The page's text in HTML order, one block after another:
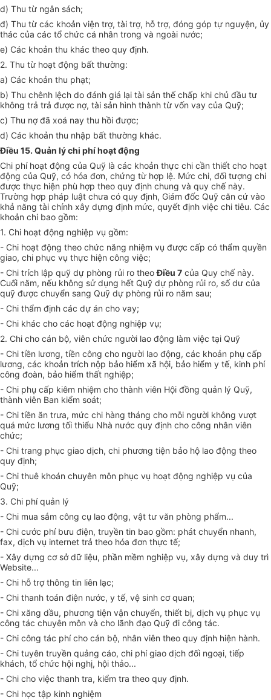
d) Thu từ ngân sách;
đ) Thu từ các khoản viện trợ, tài trợ, hỗ trợ, đóng góp tự nguyện, ủy
thác của các tổ chức cá nhân trong và ngoài nước;
e) Các khoản thu khác theo quy định.
2. Thu từ hoạt động bất thường:
a) Các khoản thu phạt;
b) Thu chênh lệch do đánh giá lại tài sản thế chấp khi chủ đầu tư
không trả trả được nợ, tài sản hình thành từ vốn vay của Quỹ;
c) Thu nợ đã xoá nay thu hồi được;
d) Các khoản thu nhập bất thường khác.
Điều 15. Quản lý chi phí hoạt động
Chi phí hoạt động của Quỹ là các khoản thực chi cần thiết cho hoạt
động của Quỹ, có hóa đơn, chứng từ hợp lệ. Mức chi, đối tượng chi
được thực hiện phù hợp theo quy định chung và quy chế này.
Trường hợp pháp luật chưa có quy định, Giám đốc Quỹ căn cứ vào
khả năng tài chính xây dựng định mức, quyết định việc chi tiêu. Các
khoản chi bao gồm:
1. Chi hoạt động nghiệp vụ gồm:
- Chi hoạt động theo chức năng nhiệm vụ được cấp có thẩm quyền
giao, chi phục vụ thực hiện công việc;
- Chi trích lập quỹ dự phòng rủi ro theoĐiều 7 của Quy chế này.
Cuối năm, nếu không sử dụng hết Quỹ dự phòng rủi ro, số dư của
quỹ được chuyển sang Quỹ dự phòng rủi ro năm sau;
- Chi thẩm định các dự án cho vay;
- Chi khác cho các hoạt động nghiệp vụ;
2. Chi cho cán bộ, viên chức người lao động làm việc tại Quỹ
- Chi tiền lương, tiền công cho người lao động, các khoản phụ cấp
lương, các khoản trích nộp bảo hiểm xã hội, bảo hiểm y tế, kinh phí
công đoàn, bảo hiểm thất nghiệp;
- Chi phụ cấp kiêm nhiệm cho thành viên Hội đồng quản lý Quỹ,
thành viên Ban kiểm soát;
- Chi tiền ăn trưa, mức chi hàng tháng cho mỗi người không vượt
quá mức lương tối thiểu Nhà nước quy định cho công nhân viên
chức;
- Chi trang phục giao dịch, chi phương tiện bảo hộ lao động theo
quy định;
- Chi thuê khoán chuyên môn phục vụ hoạt động nghiệp vụ của
Quỹ;
3. Chi phí quản lý
- Chi mua sắm công cụ lao động, vật tư văn phòng phẩm...
- Chi cước phí bưu điện, truyền tin bao gồm: phát chuyển nhanh,
fax, dịch vụ internet trả theo hóa đơn thực tế;
- Xây dựng cơ sở dữ liệu, phần mềm nghiệp vụ, xây dựng và duy trì
Website...
- Chi hỗ trợ thông tin liên lạc;
- Chi thanh toán điện nước, y tế, vệ sinh cơ quan;
- Chi xăng dầu, phương tiện vận chuyển, thiết bị, dịch vụ phục vụ
công tác chuyên môn và cho lãnh đạo Quỹ đi công tác.
- Chi công tác phí cho cán bộ, nhân viên theo quy định hiện hành.
- Chi tuyên truyền quảng cáo, chi phí giao dịch đối ngoại, tiếp
khách, tổ chức hội nghị, hội thảo...
- Chi cho việc thanh tra, kiểm tra theo quy định.
- Chi học tập kinh nghiệm